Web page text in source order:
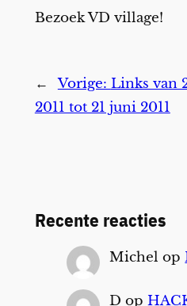
Bezoek VD village!
← Vorige: Links van
2011 tot 21 juni 2011
Recente reacties
Michel op
D op